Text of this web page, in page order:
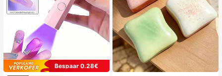
Bespaar 0.28€